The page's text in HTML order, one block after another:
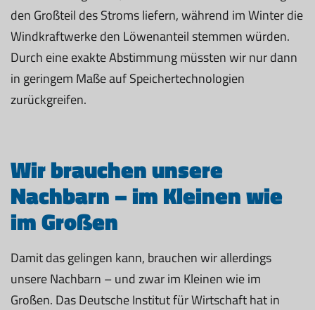
den Großteil des Stroms liefern, während im Winter die
Windkraftwerke den Löwenanteil stemmen würden.
Durch eine exakte Abstimmung müssten wir nur dann
in geringem Maße auf Speichertechnologien
zurückgreifen.
Wir brauchen unsere
Nachbarn – im Kleinen wie
im Großen
Damit das gelingen kann, brauchen wir allerdings
unsere Nachbarn – und zwar im Kleinen wie im
Großen. Das Deutsche Institut für Wirtschaft hat in